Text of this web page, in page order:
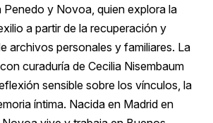
Penedo y Novoa, quien explora la
a partir de la recuperación y
archivos personales y familiares. La
curaduría de Cecilia Nisembaum
sensible sobre los vínculos, la
íntima. Nacida en Madrid en